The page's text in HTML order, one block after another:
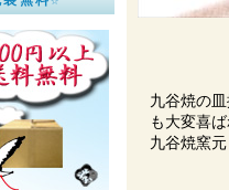
九谷焼の
も大変喜ば
九谷焼窯元